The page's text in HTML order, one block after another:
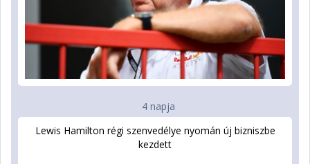
4 napja
Lewis Hamilton régi szenvedélye nyomán új bizniszbe
kezdett